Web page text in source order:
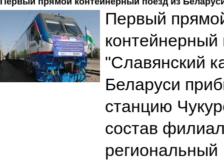
Первый
контейнерный
"Славянский
Беларуси
станцию
состав
региональный